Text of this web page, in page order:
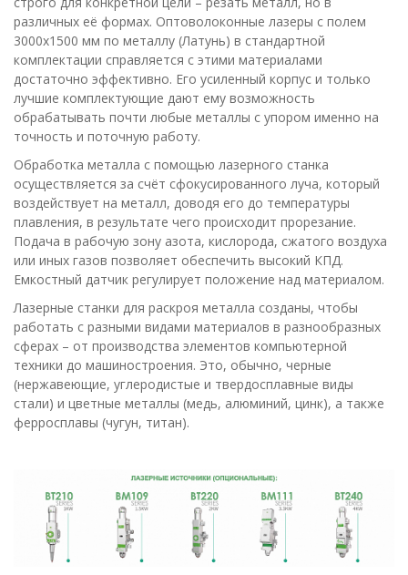
различных её формах. Оптоволоконные лазеры с полем
3000х1500 мм по металлу (Латунь) в стандартной
комплектации справляется с этими материалами
достаточно эффективно. Его усиленный корпус и только
лучшие комплектующие дают ему возможность
обрабатывать почти любые металлы с упором именно на
точность и поточную работу.
Обработка металла с помощью лазерного станка
осуществляется за счёт сфокусированного луча, который
воздействует на металл, доводя его до температуры
плавления, в результате чего происходит прорезание.
Подача в рабочую зону азота, кислорода, сжатого воздуха
или иных газов позволяет обеспечить высокий КПД.
Емкостный датчик регулирует положение над материалом.
Лазерные станки для раскроя металла созданы, чтобы
работать с разными видами материалов в разнообразных
сферах – от производства элементов компьютерной
техники до машиностроения. Это, обычно, черные
(нержавеющие, углеродистые и твердосплавные виды
стали) и цветные металлы (медь, алюминий, цинк), а также
ферросплавы (чугун, титан).